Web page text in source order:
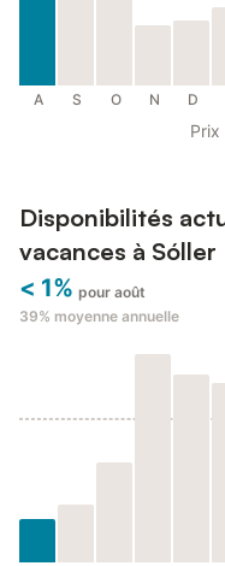
A S O N D
Prix
Disponibilités
vacances à Sóller
< 1% pour août
39% moyenne annuelle